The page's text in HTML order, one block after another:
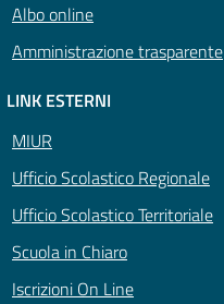
Albo online
Amministrazione trasparente
LINK ESTERNI
MIUR
Ufficio Scolastico Regionale
Ufficio Scolastico Territoriale
Scuola in Chiaro
Iscrizioni On Line